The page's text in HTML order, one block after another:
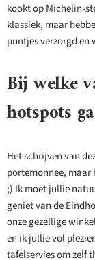
kookt op Michelin-
klassiek, maar
puntjes verzorgd en
Bij welke
hotspots
Het schrijven van
portemonnee, maar
;) Ik moet jullie
geniet van de
onze gezellige
en ik jullie vol
tafelservies om zelf